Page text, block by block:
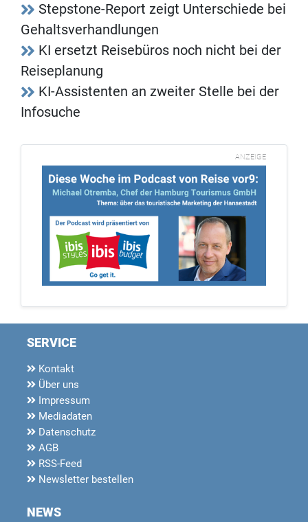
Stepstone-Report zeigt Unterschiede bei
Gehaltsverhandlungen
KI ersetzt Reisebüros noch nicht bei der
Reiseplanung
KI-Assistenten an zweiter Stelle bei der
Infosuche
ANZEIGE
SERVICE
Kontakt
Über uns
Impressum
Mediadaten
Datenschutz
AGB
RSS-Feed
Newsletter bestellen
NEWS